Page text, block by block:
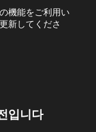
機能をご利用い
新してくださ
입니다